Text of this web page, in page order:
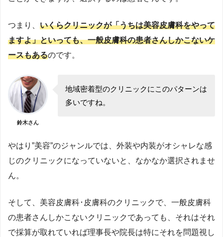
つまり、 いくらクリニックが「うちは美容皮膚科をやって
ますよ」といっても、一般皮膚科の患者さんしかこないケ
ースもあるのです。
鈴木さん
地域密着型のクリニックにこのパターンは
多いですね。
やはり”美容”のジャンルでは、外装や内装がオシャレな感
じのクリニックになっていないと、なかなか選択されませ
ん。
そして、美容皮膚科･皮膚科のクリニックで、一般皮膚科
の患者さんしかこないクリニックであっても、それはそれ
で採算が取れていれば理事長や院長は特にそれを問題視し